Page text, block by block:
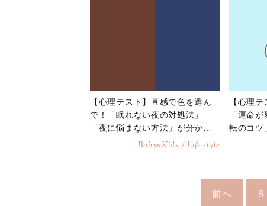
【心理テスト】直感で色を選ん
で！「眠れない夜の対処法」
「夜に悩まない方法」が分かる
Baby&Kids / Life style
【心理
「運命
転のコツ
鍵」が
前へ 8